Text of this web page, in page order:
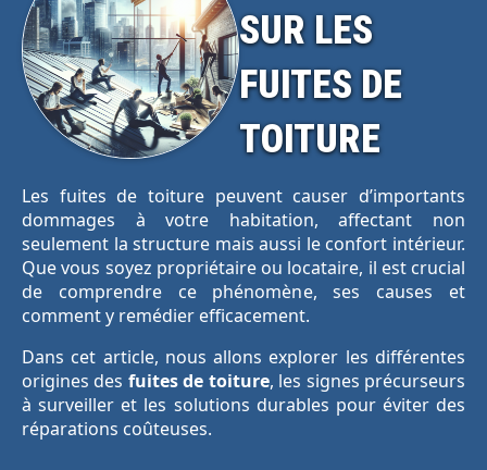
SUR LES
FUITES DE
TOITURE
Les fuites de toiture peuvent causer d’importants
dommages à votre habitation, affectant non
seulement la structure mais aussi le confort intérieur.
Que vous soyez propriétaire ou locataire, il est crucial
de comprendre ce phénomène, ses causes et
comment y remédier efficacement.
Dans cet article, nous allons explorer les différentes
origines des fuites de toiture, les signes précurseurs
à surveiller et les solutions durables pour éviter des
réparations coûteuses.